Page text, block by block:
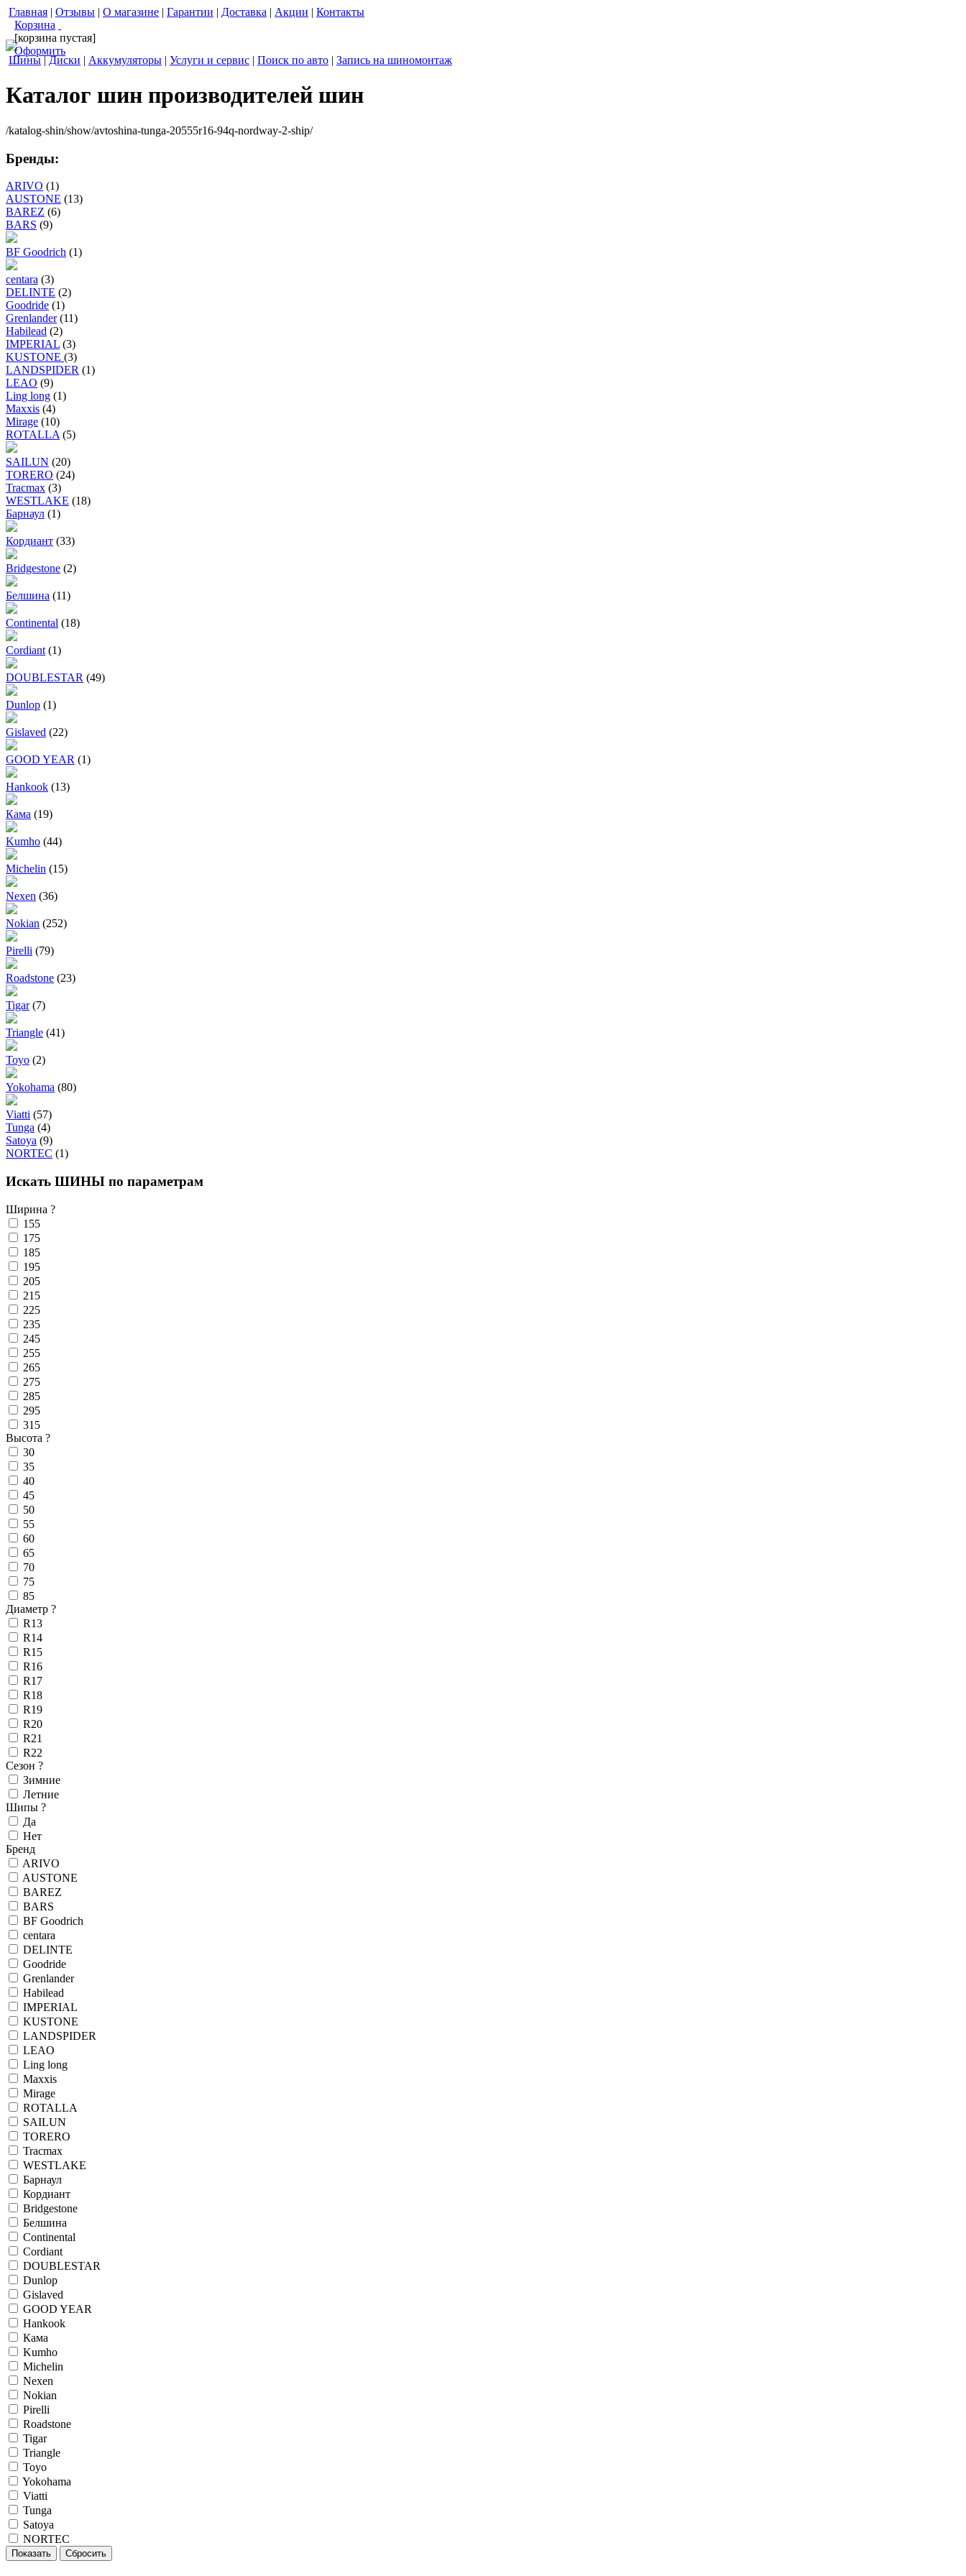
Главная | Отзывы | О магазине | Гарантии | Доставка | Акции | Контакты
Корзина
[корзина пустая]
Оформить
Шины | Диски | Аккумуляторы | Услуги и сервис | Поиск по авто | Запись на шиномонтаж
Каталог шин производителей шин
/katalog-shin/show/avtoshina-tunga-20555r16-94q-nordway-2-ship/
Бренды:
ARIVO (1)
AUSTONE (13)
BAREZ (6)
BARS (9)
BF Goodrich (1)
centara (3)
DELINTE (2)
Goodride (1)
Grenlander (11)
Habilead (2)
IMPERIAL (3)
KUSTONE (3)
LANDSPIDER (1)
LEAO (9)
Ling long (1)
Maxxis (4)
Mirage (10)
ROTALLA (5)
SAILUN (20)
TORERO (24)
Tracmax (3)
WESTLAKE (18)
Барнаул (1)
Кордиант (33)
Bridgestone (2)
Белшина (11)
Continental (18)
Cordiant (1)
DOUBLESTAR (49)
Dunlop (1)
Gislaved (22)
GOOD YEAR (1)
Hankook (13)
Кама (19)
Kumho (44)
Michelin (15)
Nexen (36)
Nokian (252)
Pirelli (79)
Roadstone (23)
Tigar (7)
Triangle (41)
Toyo (2)
Yokohama (80)
Viatti (57)
Tunga (4)
Satoya (9)
NORTEC (1)
Искать ШИНЫ по параметрам
Ширина ?
155
175
185
195
205
215
225
235
245
255
265
275
285
295
315
Высота ?
30
35
40
45
50
55
60
65
70
75
85
Диаметр ?
R13
R14
R15
R16
R17
R18
R19
R20
R21
R22
Сезон ?
Зимние
Летние
Шипы ?
Да
Нет
Бренд
ARIVO
AUSTONE
BAREZ
BARS
BF Goodrich
centara
DELINTE
Goodride
Grenlander
Habilead
IMPERIAL
KUSTONE
LANDSPIDER
LEAO
Ling long
Maxxis
Mirage
ROTALLA
SAILUN
TORERO
Tracmax
WESTLAKE
Барнаул
Кордиант
Bridgestone
Белшина
Continental
Cordiant
DOUBLESTAR
Dunlop
Gislaved
GOOD YEAR
Hankook
Кама
Kumho
Michelin
Nexen
Nokian
Pirelli
Roadstone
Tigar
Triangle
Toyo
Yokohama
Viatti
Tunga
Satoya
NORTEC
Показать Сбросить